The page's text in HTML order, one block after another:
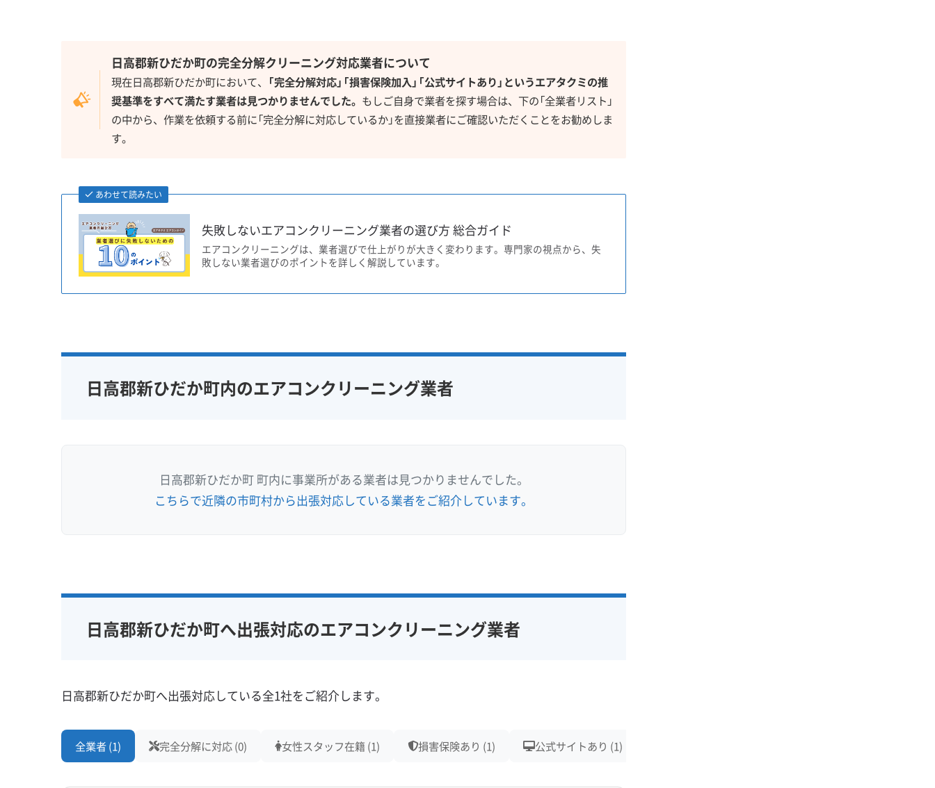
日高郡新ひだか町の完全分解クリーニング対応業者について
現在日高郡新ひだか町において、 「完全分解対応」「損害保険加入」「公式サイトあり」というエアタクミの推
奨基準をすべて満たす業者は見つかりませんでした。 もしご自身で業者を探す場合は、下の「全業者リスト」
の中から、作業を依頼する前に「完全分解に対応しているか」を直接業者にご確認いただくことをお勧めしま
す。
あわせて読みたい
失敗しないエアコンクリーニング業者の選び方 総合ガイド
エアコンクリーニングは、業者選びで仕上がりが大きく変わります。専門家の視点から、失
敗しない業者選びのポイントを詳しく解説しています。
日高郡新ひだか町内のエアコンクリーニング業者
日高郡新ひだか町 町内に事業所がある業者は見つかりませんでした。
こちらで近隣の市町村から出張対応している業者をご紹介しています。
日高郡新ひだか町へ出張対応のエアコンクリーニング業者
日高郡新ひだか町へ出張対応している全1社をご紹介します。
全業者 (1) 完全分解に対応 (0) 女性スタッフ在籍 (1) 損害保険あり (1) 公式サイトあり (1)